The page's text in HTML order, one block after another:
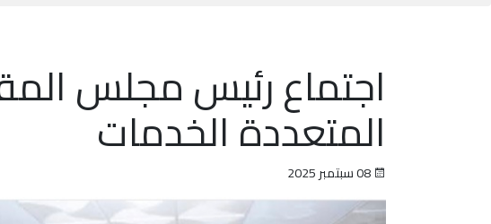
اجتماع رئيس مجلس
المتعددة الخدمات